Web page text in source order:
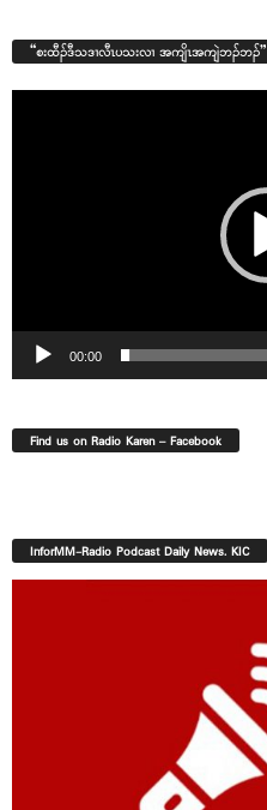
“စးထီၣ်ဒီသဒၢလီၤပသးလၢ အကျိၤအကျဲဘၣ်ဘၣ်”
00:00
Find us on Radio Karen – Facebook
InforMM-Radio Podcast Daily News. KIC